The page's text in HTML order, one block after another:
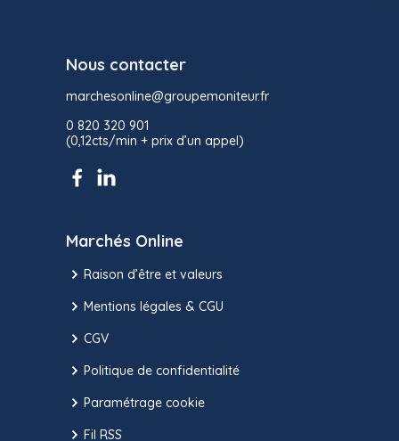
Nous contacter
marchesonline@groupemoniteur.fr
0 820 320 901
(0,12cts/min + prix d’un appel)
Marchés Online
Raison d’être et valeurs
Mentions légales & CGU
CGV
Politique de confidentialité
Paramétrage cookie
Fil RSS